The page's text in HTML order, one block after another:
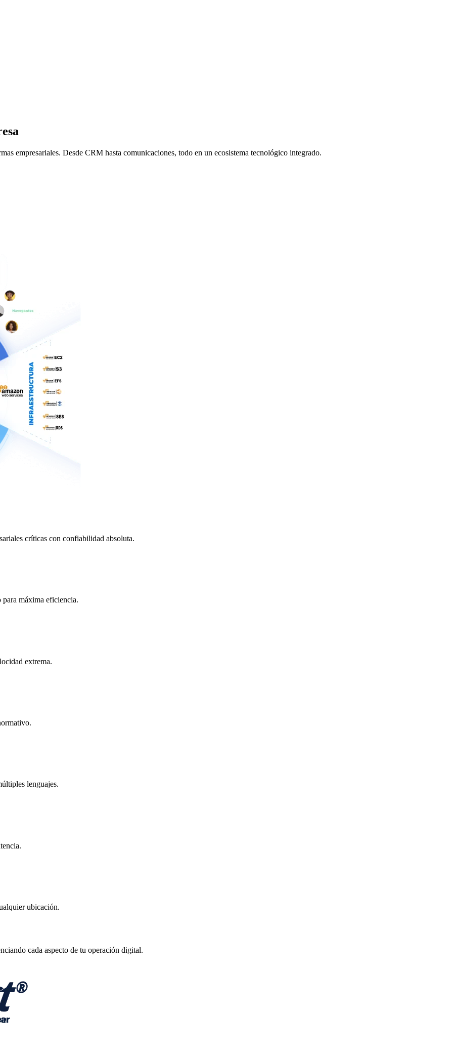
empresariales. Desde CRM hasta comunicaciones, todo en un ecosistema tecnológico integrado.
críticas con confiabilidad absoluta.
para máxima eficiencia.
extrema.
lenguajes.
ubicación.
cada aspecto de tu operación digital.